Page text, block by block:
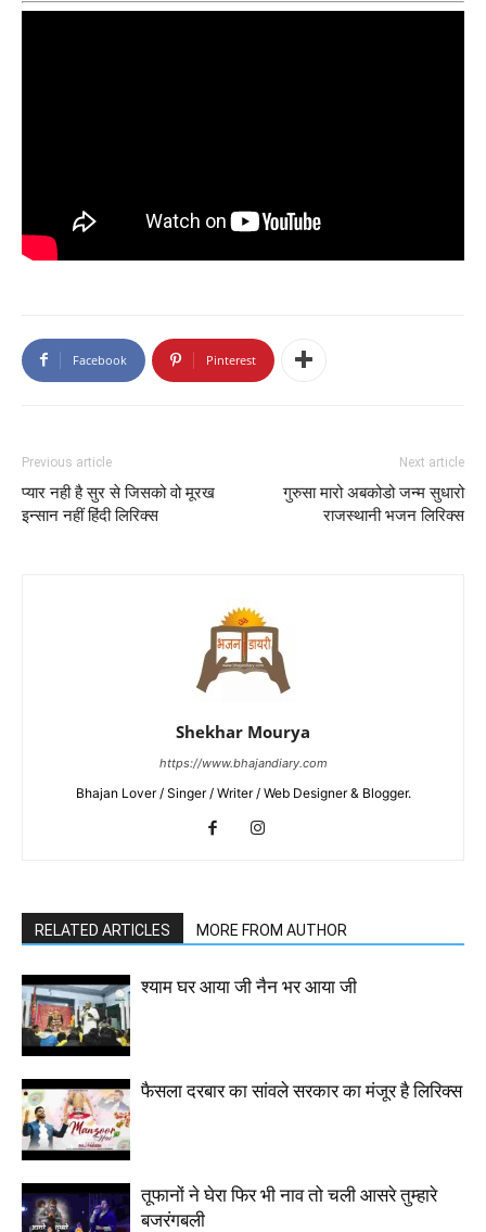
Facebook Pinterest
Previous article
प्यार नही है सुर से जिसको वो मूरख
इन्सान नहीं हिंदी लिरिक्स
Next article
गुरुसा मारो अबकोडो जन्म सुधारो
राजस्थानी भजन लिरिक्स
Shekhar Mourya
https://www.bhajandiary.com
Bhajan Lover / Singer / Writer / Web Designer & Blogger.
RELATED ARTICLES MORE FROM AUTHOR
श्याम घर आया जी नैन भर आया जी
फैसला दरबार का सांवले सरकार का मंजूर है लिरिक्स
तूफानों ने घेरा फिर भी नाव तो चली आसरे तुम्हारे
बजरंगबली